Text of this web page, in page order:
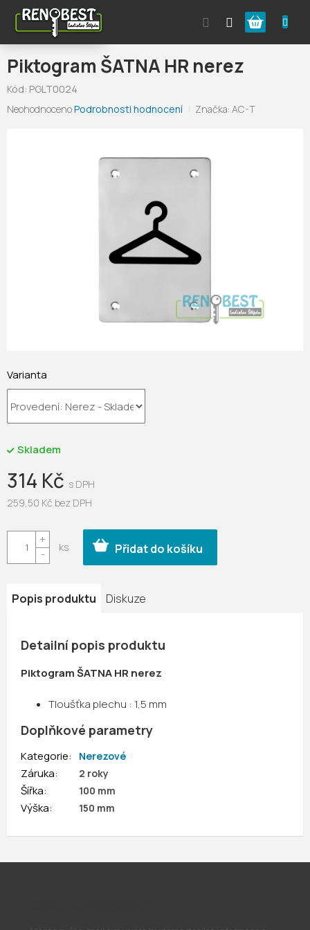
obsah
Nákupní
košík
Piktogram ŠATNA HR nerez
Kód: PGLT0024
Průměrné
NeohodnocenoPodrobnosti hodnocení Značka:AC-T
314 Kč
259,50 Kč bez DPH
cena:
Skladem
Varianta
Přidat do košíku
Popis produktu Diskuze
Detailní popis produktu
Piktogram ŠATNA HR nerez
Tloušťka plechu : 1,5 mm
Doplňkové parametry
Kategorie: Nerezové
Záruka: 2 roky
Šířka: 100 mm
Výška: 150 mm